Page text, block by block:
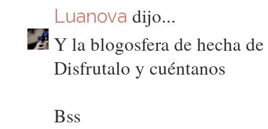
Luanova dijo...
Y la blogosfera de hecha
Disfrutalo y cuéntanos
Bss